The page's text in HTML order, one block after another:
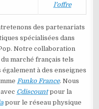
l’offre
des partenariats
spécialisées dans
Notre collaboration
marché français tels
également à des enseignes
Funko France. Nous
Cdiscountpour la
pour le réseau physique